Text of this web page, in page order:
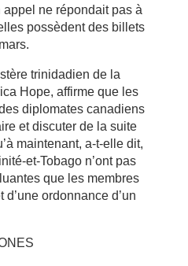
appel ne répondait pas à
possèdent des billets
trinidadien de la
Hope, affirme que les
diplomates canadiens
et discuter de la suite
maintenant, a-t-elle dit,
et-Tobago n’ont pas
que les membres
d’une ordonnance d’un